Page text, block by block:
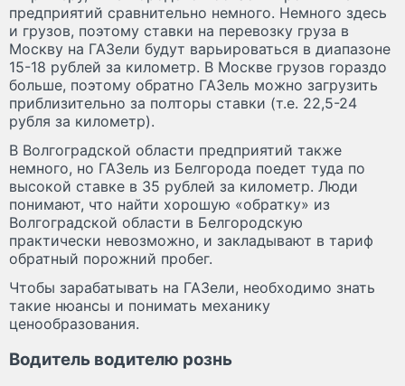
предприятий сравнительно немного. Немного здесь
и грузов, поэтому ставки на перевозку груза в
Москву на ГАЗели будут варьироваться в диапазоне
15-18 рублей за километр. В Москве грузов гораздо
больше, поэтому обратно ГАЗель можно загрузить
приблизительно за полторы ставки (т.е. 22,5-24
рубля за километр).
В Волгоградской области предприятий также
немного, но ГАЗель из Белгорода поедет туда по
высокой ставке в 35 рублей за километр. Люди
понимают, что найти хорошую «обратку» из
Волгоградской области в Белгородскую
практически невозможно, и закладывают в тариф
обратный порожний пробег.
Чтобы зарабатывать на ГАЗели, необходимо знать
такие нюансы и понимать механику
ценообразования.
Водитель водителю рознь